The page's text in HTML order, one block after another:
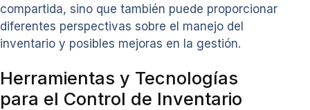
compartida, sino que también puede proporcionar
diferentes perspectivas sobre el manejo del
inventario y posibles mejoras en la gestión.
Herramientas y Tecnologías
para el Control de Inventario